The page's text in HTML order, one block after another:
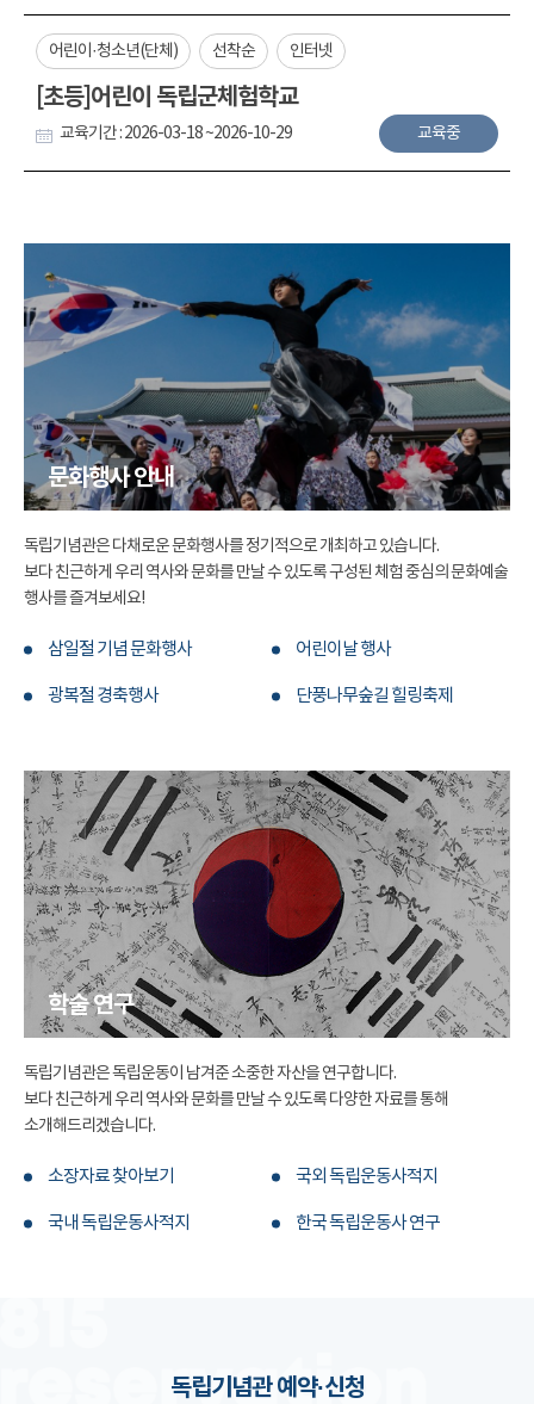
어린이·청소년(단체) 선착순 인터넷
[초등]어린이 독립군체험학교
교육기간 : 2026-03-18 ~2026-10-29 교육중
문화행사 안내
독립기념관은 다채로운 문화행사를 정기적으로 개최하고 있습니다.
보다 친근하게 우리 역사와 문화를 만날 수 있도록 구성된 체험 중심의 문화예술
행사를 즐겨보세요!
삼일절 기념 문화행사 어린이날 행사
광복절 경축행사 단풍나무숲길 힐링축제
학술 연구
독립기념관은 독립운동이 남겨준 소중한 자산을 연구합니다.
보다 친근하게 우리 역사와 문화를 만날 수 있도록 다양한 자료를 통해
소개해드리겠습니다.
소장자료 찾아보기 국외 독립운동사적지
국내 독립운동사적지 한국 독립운동사 연구
독립기념관 예약·신청